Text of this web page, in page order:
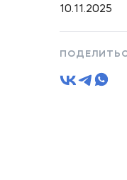
10.11.2025